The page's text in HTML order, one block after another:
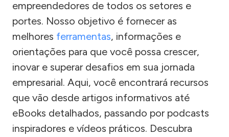
empreendedores de todos os setores e
portes. Nosso objetivo é fornecer as
melhores ferramentas, informações e
orientações para que você possa crescer,
inovar e superar desafios em sua jornada
empresarial. Aqui, você encontrará recursos
que vão desde artigos informativos até
eBooks detalhados, passando por podcasts
inspiradores e vídeos práticos. Descubra